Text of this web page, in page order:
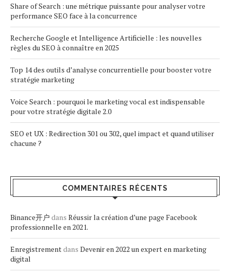
Share of Search : une métrique puissante pour analyser votre
performance SEO face à la concurrence
Recherche Google et Intelligence Artificielle : les nouvelles
règles du SEO à connaître en 2025
Top 14 des outils d’analyse concurrentielle pour booster votre
stratégie marketing
Voice Search : pourquoi le marketing vocal est indispensable
pour votre stratégie digitale 2.0
SEO et UX : Redirection 301 ou 302, quel impact et quand utiliser
chacune ?
COMMENTAIRES RÉCENTS
Binance开户 dans Réussir la création d’une page Facebook
professionnelle en 2021.
Enregistrementdans Devenir en 2022 un expert en marketing
digital